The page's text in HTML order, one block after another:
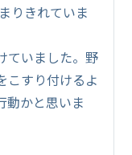
りきれていま
ていました。野
こすり付けるよ
動かと思いま